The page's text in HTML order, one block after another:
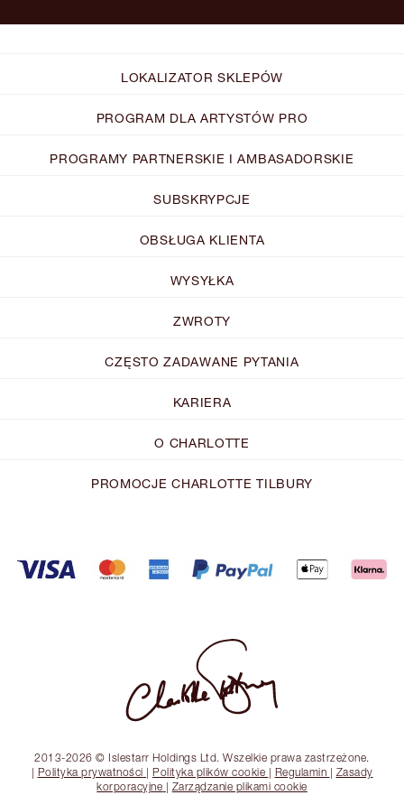
LOKALIZATOR SKLEPÓW
PROGRAM DLA ARTYSTÓW PRO
PROGRAMY PARTNERSKIE I AMBASADORSKIE
SUBSKRYPCJE
OBSŁUGA KLIENTA
WYSYŁKA
ZWROTY
CZĘSTO ZADAWANE PYTANIA
KARIERA
O CHARLOTTE
PROMOCJE CHARLOTTE TILBURY
2013-2026 © Islestarr Holdings Ltd. Wszelkie prawa zastrzeżone.
| Polityka prywatności | Polityka plików cookie | Regulamin | Zasady
korporacyjne | Zarządzanie plikami cookie